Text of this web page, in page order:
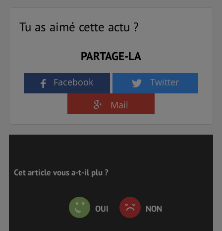
Tu as aimé cette actu ?
PARTAGE-LA
Facebook
Twitter
Mail
Cet article vous a-t-il plu ?
OUI NON